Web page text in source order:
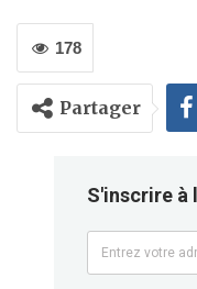
178
Partager
S'inscrire à